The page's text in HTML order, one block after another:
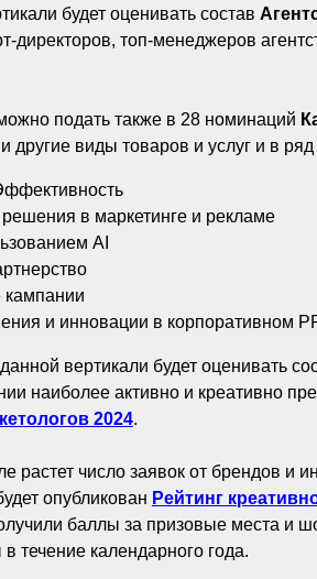
будет оценивать состав
директоров, топ-менеджеров
подать также в 28 номинаций
другие виды товаров и услуг и в ряд
в маркетинге и рекламе
AI
и инновации в корпоративном
вертикали будет оценивать
наиболее активно и креативно
2024.
растет число заявок от брендов и
опубликован Рейтинг
баллы за призовые места и
течение календарного года.